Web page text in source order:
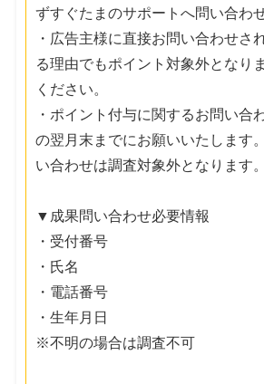
ずすぐたまのサポートへ問い合わ
・広告主様に直接お問い合わせさ
る理由でもポイント対象外となり
ください。
・ポイント付与に関するお問い合
の翌月末までにお願いいたします
い合わせは調査対象外となります。
▼成果問い合わせ必要情報
・受付番号
・氏名
・電話番号
・生年月日
※不明の場合は調査不可